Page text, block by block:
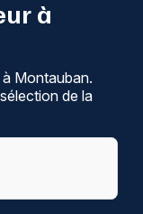
à
Montauban.
de la